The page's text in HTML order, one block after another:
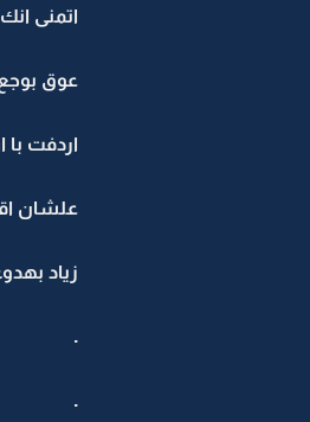
اتمنى
عوق
اردفت با
علشان
زياد
.
.